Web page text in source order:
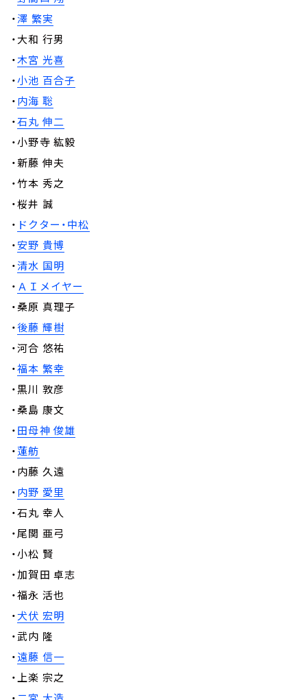
・澤 繁実
・大和 行男
・木宮 光喜
・小池 百合子
・内海 聡
・石丸 伸二
・小野寺 紘毅
・新藤 伸夫
・竹本 秀之
・桜井 誠
・ ドクター・中松
・安野 貴博
・清水 国明
・ ＡＩメイヤー
・桑原 真理子
・後藤 輝樹
・河合 悠祐
・福本 繁幸
・黒川 敦彦
・桑島 康文
・田母神 俊雄
・蓮舫
・内藤 久遠
・内野 愛里
・石丸 幸人
・尾関 亜弓
・小松 賢
・加賀田 卓志
・福永 活也
・犬伏 宏明
・武内 隆
・遠藤 信一
・上楽 宗之